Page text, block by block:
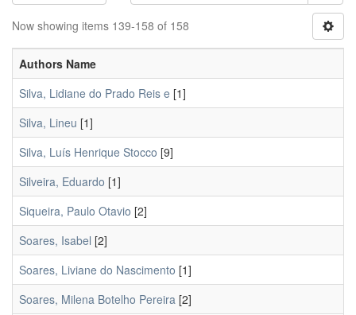
Now showing items 139-158 of 158
Authors Name
Silva, Lidiane do Prado Reis e [1]
Silva, Lineu [1]
Silva, Luís Henrique Stocco [9]
Silveira, Eduardo [1]
Siqueira, Paulo Otavio [2]
Soares, Isabel [2]
Soares, Liviane do Nascimento [1]
Soares, Milena Botelho Pereira [2]